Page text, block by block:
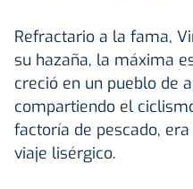
Refractario a la fama,
su hazaña, la máxima
creció en un pueblo de
compartiendo el
factoría de pescado,
viaje lisérgico.